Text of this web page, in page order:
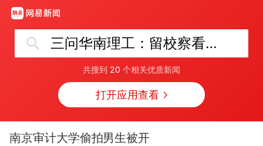
三问华南理工：留校察看能看住什么
共搜到 20 个相关优质新闻
打开应用查看
南京审计大学偷拍男生被开